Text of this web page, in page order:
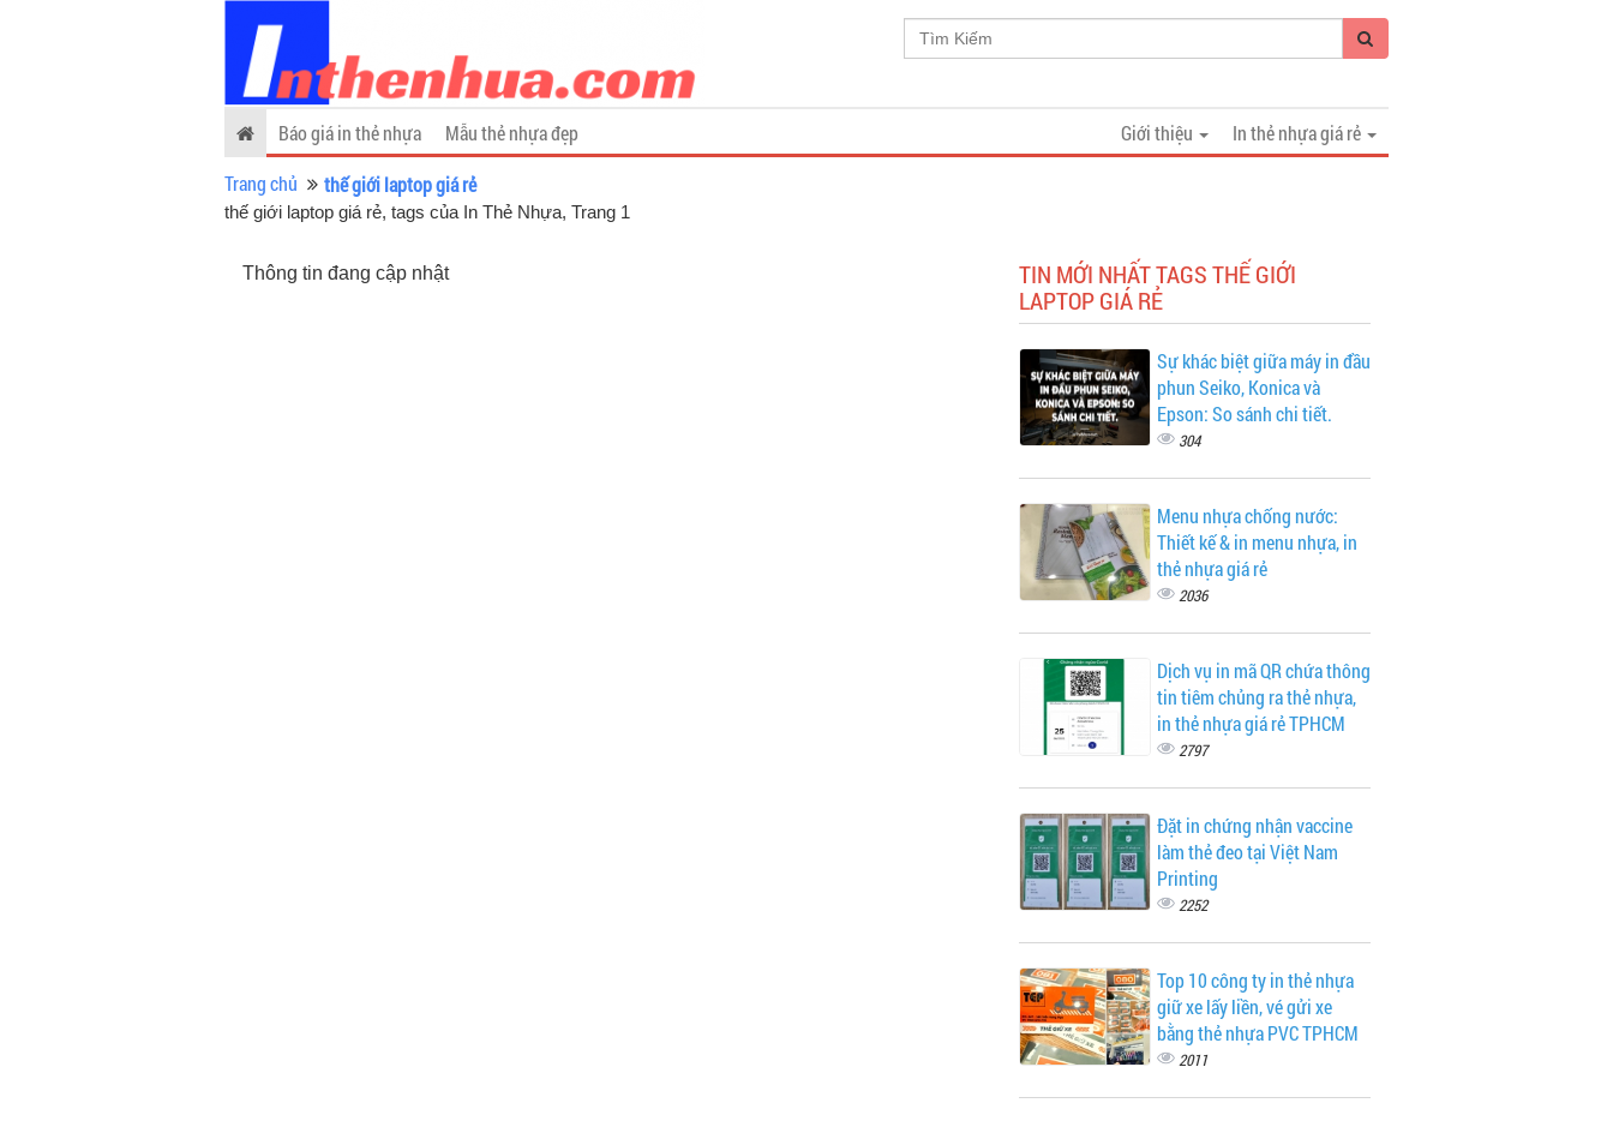
In thẻ nhựa giá rẻ
Báo giá in thẻ nhựa Mẫu thẻ nhựa đẹp
Giới thiệu
Trang chủ
thế giới laptop giá rẻ
thế giới laptop giá rẻ, tags của In Thẻ Nhựa, Trang 1
Thông tin đang cập nhật
TIN MỚI NHẤT TAGS THẾ GIỚI
LAPTOP GIÁ RẺ
Sự khác biệt giữa máy in đầu
phun Seiko, Konica và
Epson: So sánh chi tiết.
304
Menu nhựa chống nước:
Thiết kế & in menu nhựa, in
thẻ nhựa giá rẻ
2036
Dịch vụ in mã QR chứa thông
tin tiêm chủng ra thẻ nhựa,
in thẻ nhựa giá rẻ TPHCM
2797
Đặt in chứng nhận vaccine
làm thẻ đeo tại Việt Nam
Printing
2252
Top 10 công ty in thẻ nhựa
giữ xe lấy liền, vé gửi xe
bằng thẻ nhựa PVC TPHCM
2011